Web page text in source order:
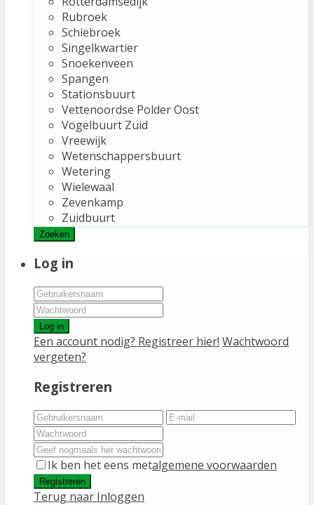
Rubroek
Schiebroek
Singelkwartier
Snoekenveen
Spangen
Stationsbuurt
Vettenoordse Polder Oost
Vogelbuurt Zuid
Vreewijk
Wetenschappersbuurt
Wetering
Wielewaal
Zevenkamp
Zuidbuurt
Zoeken
Log in
Log in
Een account nodig? Registreer hier! Wachtwoord
vergeten?
Registreren
Ik ben het eens metalgemene voorwaarden
Registreren
Terug naar Inloggen